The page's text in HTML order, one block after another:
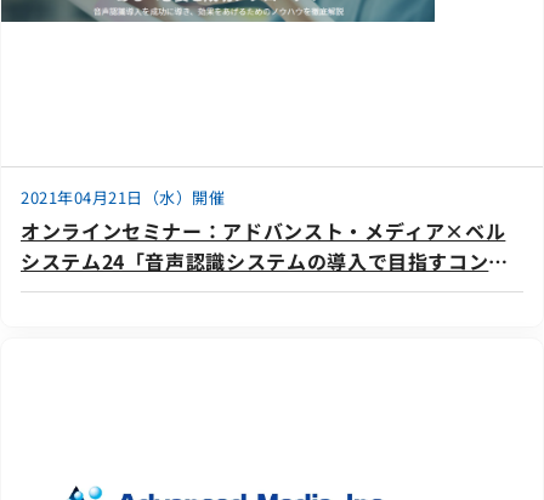
2021年04月21日（水）開催
オンラインセミナー：アドバンスト・メディア×ベル
システム24「音声認識システムの導入で目指すコンタ
クトセンターのあるべき姿と成功アプローチ！」、4月